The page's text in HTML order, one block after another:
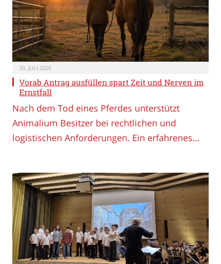
20. JULI 2026
Vorab Antrag ausfüllen spart Zeit und Nerven im
Ernstfall
Nach dem Tod eines Pferdes unterstützt
Animalium Besitzer bei rechtlichen und
logistischen Anforderungen. Ein erfahrenes…